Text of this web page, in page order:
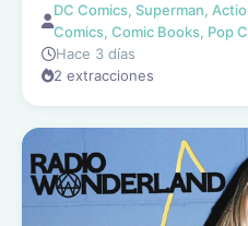
DC Comics, Superman,
Comics, Comic Books, Pop
Hace 3 días
2 extracciones